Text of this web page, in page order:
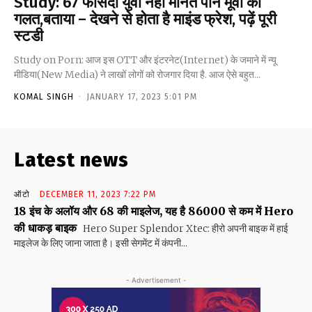
गलत,बताया – देखने से होता है माइंड फ्रेश, पढ़ें पूरी
स्टडी
Study on Porn: आज इस OTT और इंटरनेट(Internet) के जमाने में न्यू
मीडिया(New Media) ने लाखों लोगों को रोजगार दिया है. आज ऐसे बहुत...
KOMAL SINGH - JANUARY 17, 2023 5:01 PM
Latest news
ऑटो DECEMBER 11, 2023 7:22 PM
18 इंच के अलॉय और 68 की माइलेज, यह है 86000 से कम में Hero
की धाकड़ बाइक Hero Super Splendor Xtec: हीरो अपनी बाइक में हाई
माइलेज के लिए जाना जाता है। इसी सेगमेंट में कंपनी...
- Advertisement -